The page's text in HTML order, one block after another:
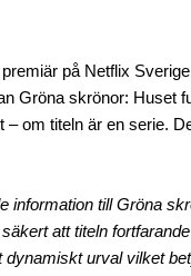
på Netflix
Gröna skrönor: Huset
om titeln är en serie.
information till Gröna
att titeln
urval vilket